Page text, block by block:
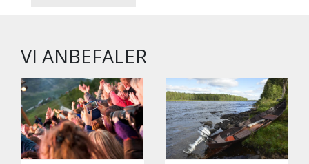
VI ANBEFALER